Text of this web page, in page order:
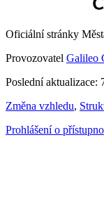
Oficiální stránky
Provozovatel Galileo
Poslední aktualizace:
Změna vzhledu,
Prohlášení o